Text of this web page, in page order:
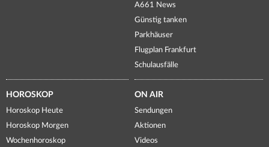
A661 News
Günstig tanken
Parkhäuser
Flugplan Frankfurt
Schulausfälle
HOROSKOP
Horoskop Heute
Horoskop Morgen
Wochenhoroskop
ON AIR
Sendungen
Aktionen
Videos